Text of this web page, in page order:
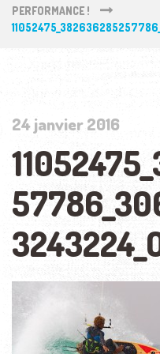
PERFORMANCE !
24 janvier 2016